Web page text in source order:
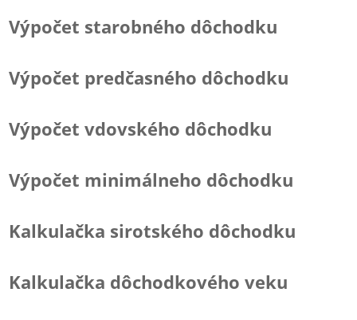
Výpočet starobného dôchodku
Výpočet predčasného dôchodku
Výpočet vdovského dôchodku
Výpočet minimálneho dôchodku
Kalkulačka sirotského dôchodku
Kalkulačka dôchodkového veku